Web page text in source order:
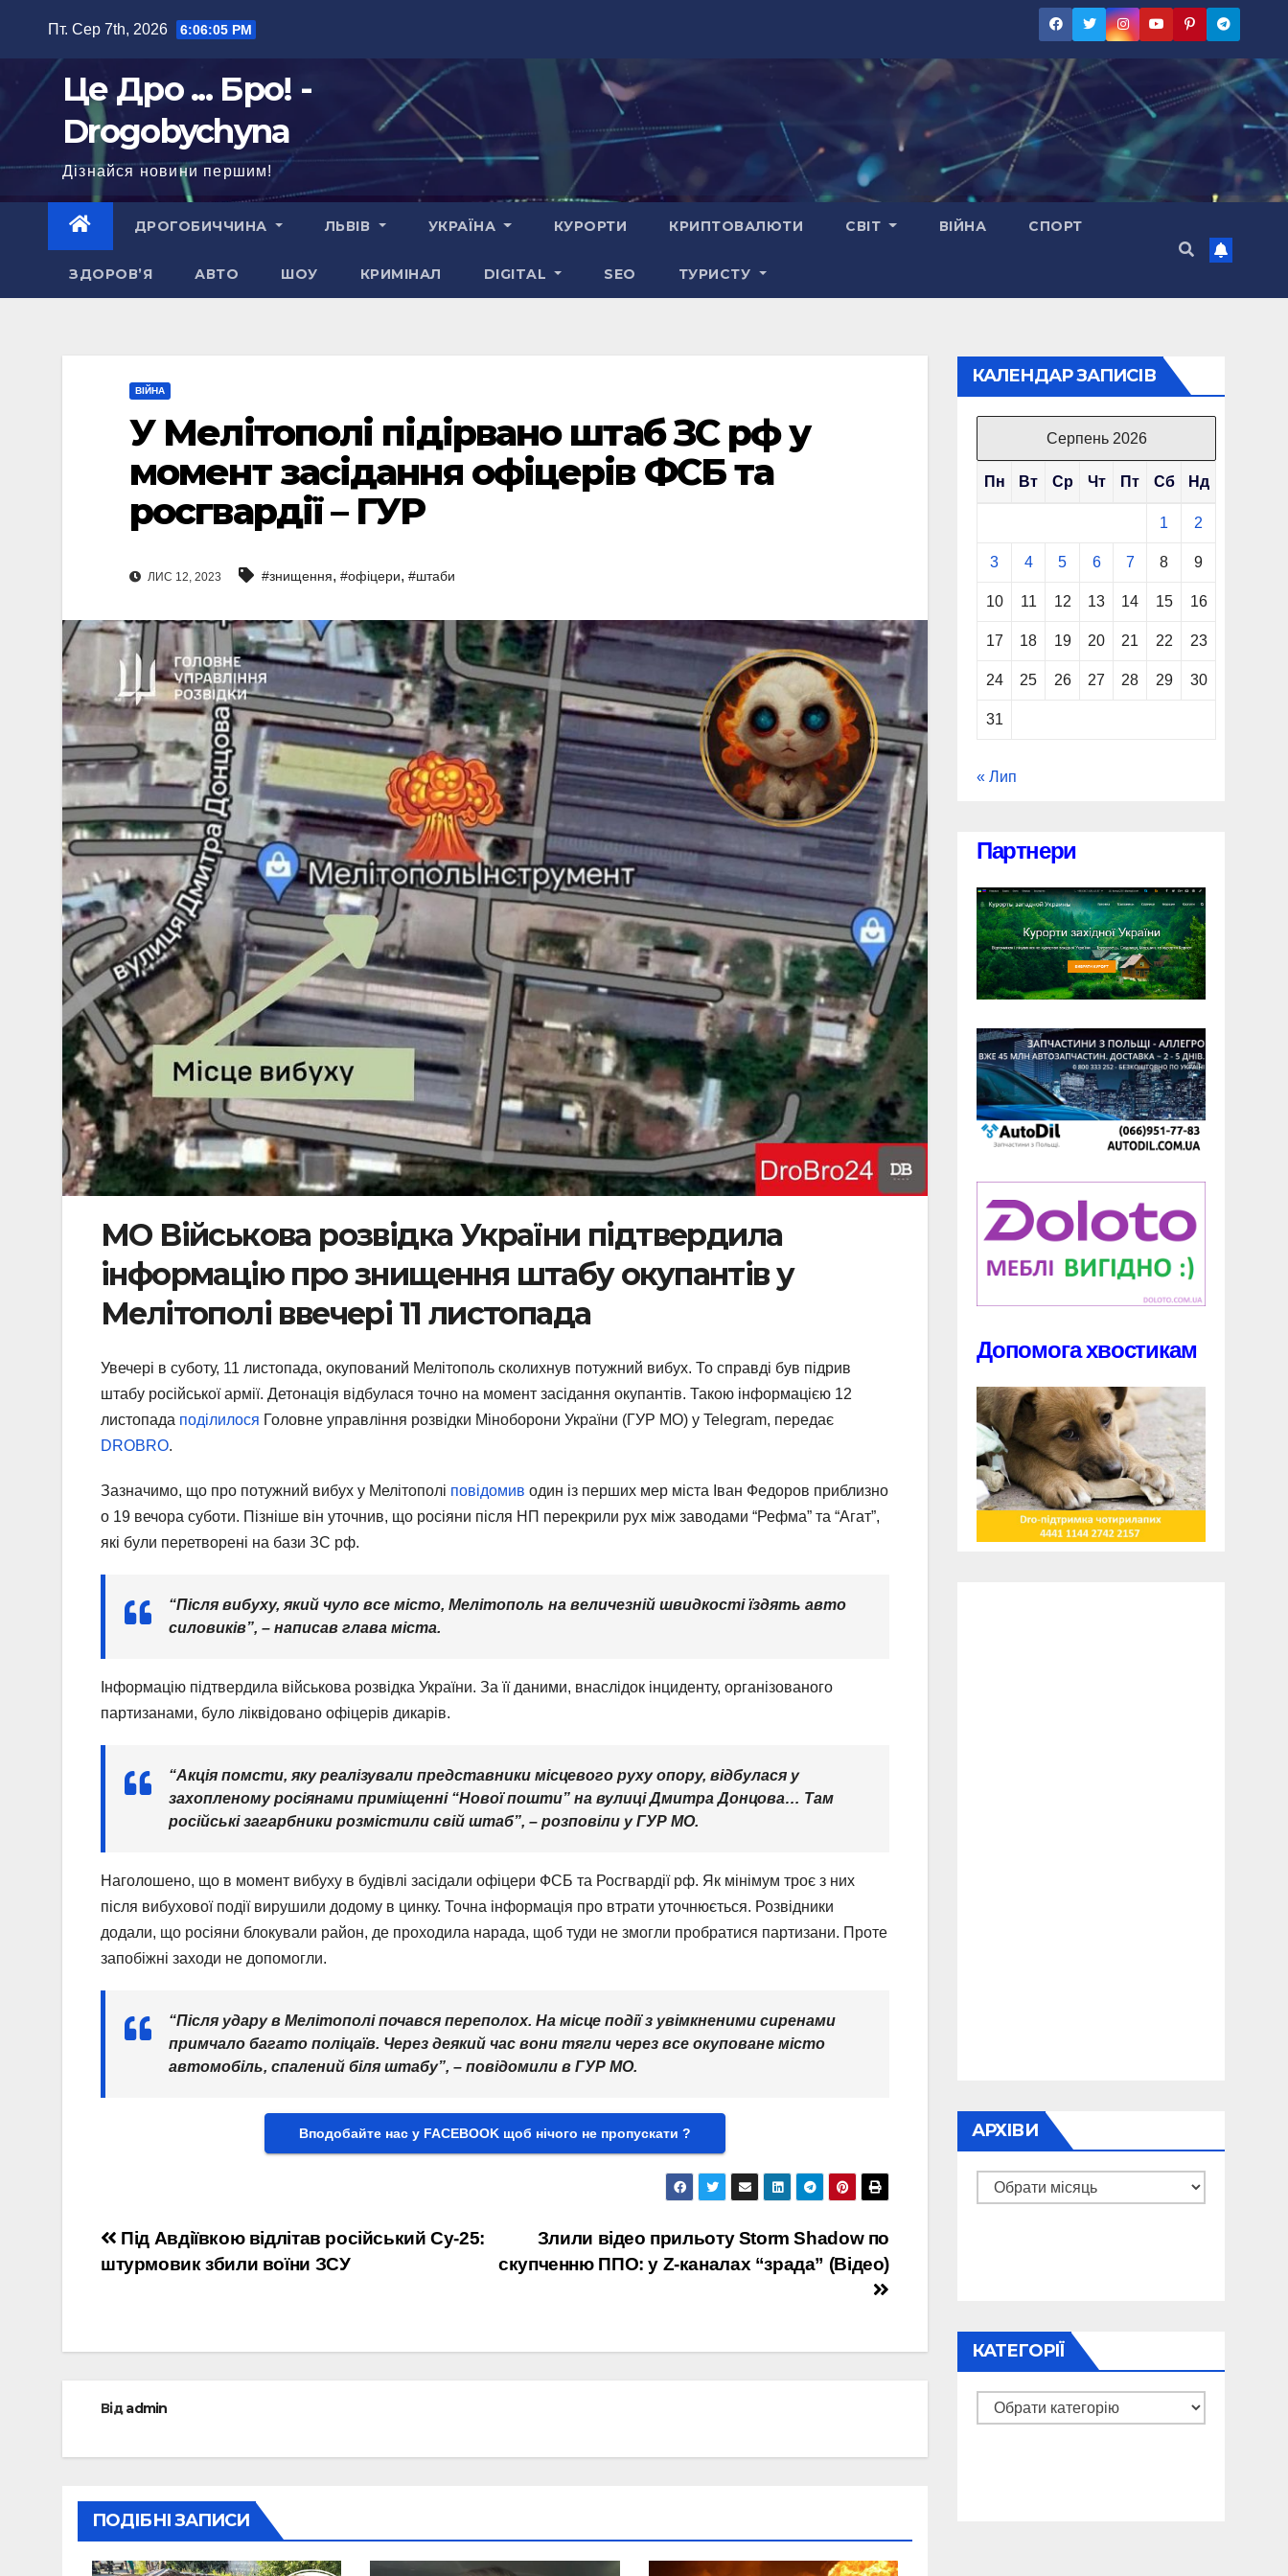
Пт. Сер 7th, 2026 6:06:06 PM
Це Дро ... Бро! -
Drogobychyna
Дізнайся новини першим!
ДРОГОБИЧЧИНА ЛЬВІВ УКРАЇНА КУРОРТИ КРИПТОВАЛЮТИ СВІТ ВІЙНА СПОРТ
ЗДОРОВ’Я АВТО ШОУ КРИМІНАЛ DIGITAL SEO ТУРИСТУ
ВІЙНА
У Мелітополі підірвано штаб ЗС рф у
момент засідання офіцерів ФСБ та
росгвардії – ГУР
ЛИС 12, 2023 #знищення, #офіцери, #штаби
МО Військова розвідка України підтвердила
інформацію про знищення штабу окупантів у
Мелітополі ввечері 11 листопада
Увечері в суботу, 11 листопада, окупований Мелітополь сколихнув потужний вибух. То справді був підрив
штабу російської армії. Детонація відбулася точно на момент засідання окупантів. Такою інформацією 12
листопада поділилося Головне управління розвідки Міноборони України (ГУР МО) у Telegram, передає
DROBRO.
Зазначимо, що про потужний вибух у Мелітополі повідомив один із перших мер міста Іван Федоров приблизно
о 19 вечора суботи. Пізніше він уточнив, що росіяни після НП перекрили рух між заводами “Рефма” та “Агат”,
які були перетворені на бази ЗС рф.
“Після вибуху, який чуло все місто, Мелітополь на величезній швидкості їздять авто
силовиків”, – написав глава міста.
Інформацію підтвердила військова розвідка України. За її даними, внаслідок інциденту, організованого
партизанами, було ліквідовано офіцерів дикарів.
“Акція помсти, яку реалізували представники місцевого руху опору, відбулася у
захопленому росіянами приміщенні “Нової пошти” на вулиці Дмитра Донцова… Там
російські загарбники розмістили свій штаб”, – розповіли у ГУР МО.
Наголошено, що в момент вибуху в будівлі засідали офіцери ФСБ та Росгвардії рф. Як мінімум троє з них
після вибухової події вирушили додому в цинку. Точна інформація про втрати уточнюється. Розвідники
додали, що росіяни блокували район, де проходила нарада, щоб туди не змогли пробратися партизани. Проте
запобіжні заходи не допомогли.
“Після удару в Мелітополі почався переполох. На місце події з увімкненими сиренами
примчало багато поліцаїв. Через деякий час вони тягли через все окуповане місто
автомобіль, спалений біля штабу”, – повідомили в ГУР МО.
Вподобайте нас у FACEBOOK щоб нічого не пропускати ?
Навігація
записів
Злили відео прильоту Storm Shadow по
скупченню ППО: у Z-каналах “зрада” (Відео)
Під Авдіївкою відлітав російський Су-25:
штурмовик збили воїни ЗСУ
Відadmin
ПОДІБНІ ЗАПИСИ
КАЛЕНДАР ЗАПИСІВ
Серпень 2026
Пн Вт Ср Чт Пт Сб Нд
1 2
3 4 5 6 7 8 9
10 11 12 13 14 15 16
17 18 19 20 21 22 23
24 25 26 27 28 29 30
31
« Лип
Партнери
Допомога хвостикам
АРХІВИ
Архіви
КАТЕГОРІЇ
Категорії